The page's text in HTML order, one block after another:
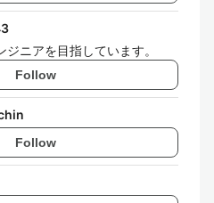
ジニアを目指しています。
Follow
Follow